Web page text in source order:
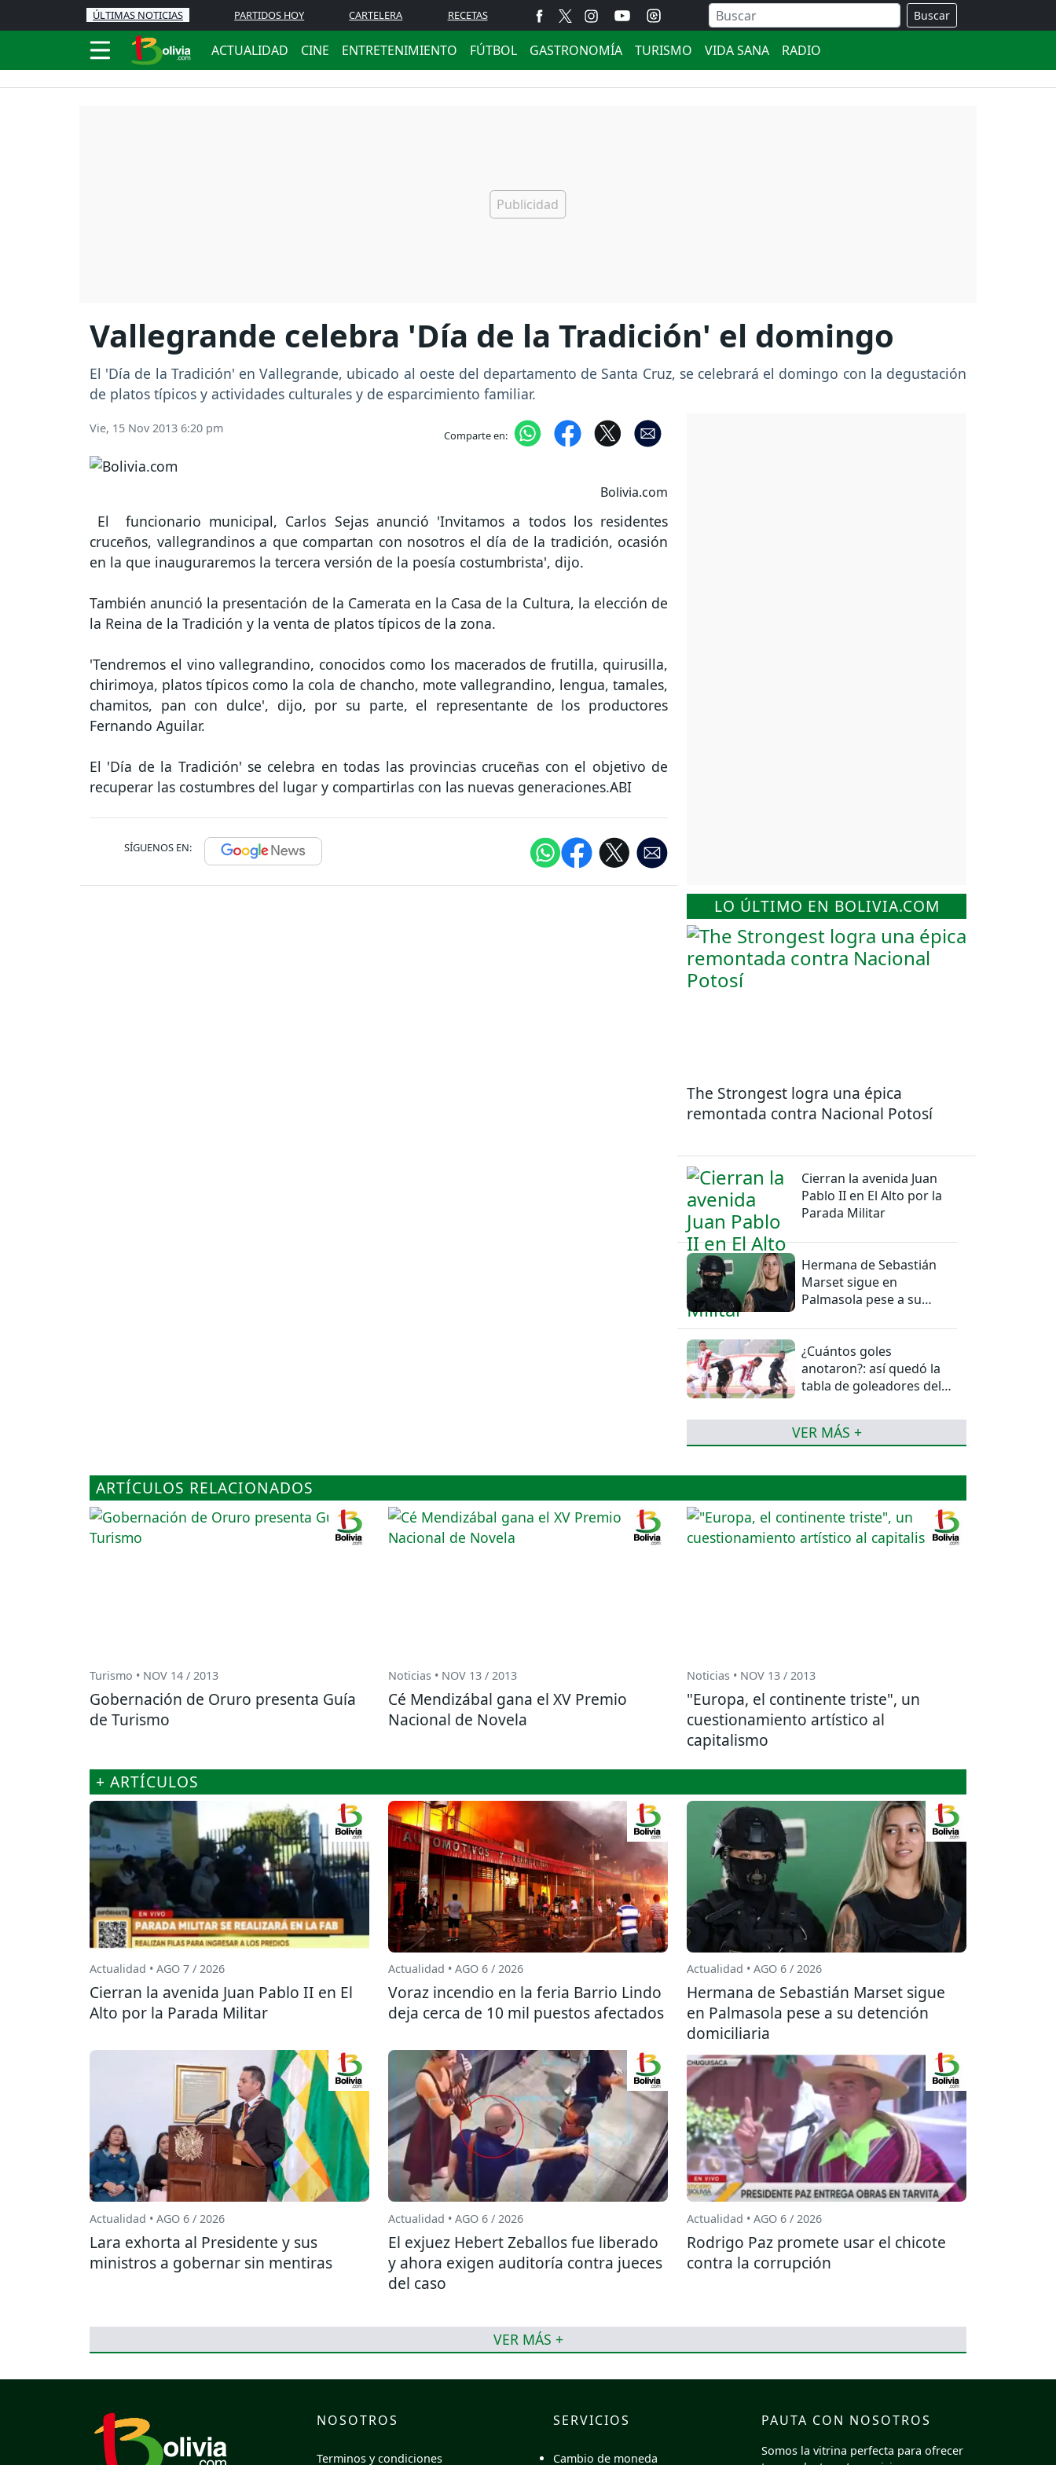
ÚLTIMAS NOTICIAS PARTIDOS HOY CARTELERA RECETAS Buscar
ACTUALIDAD CINE ENTRETENIMIENTO FÚTBOL GASTRONOMÍA TURISMO VIDA SANA RADIO
Vallegrande celebra 'Día de la Tradición' el domingo
El 'Día de la Tradición' en Vallegrande, ubicado al oeste del departamento de Santa Cruz, se celebrará el domingo con la degustación
de platos típicos y actividades culturales y de esparcimiento familiar.
Vie, 15 Nov 2013 6:20 pm Comparte en:
Bolivia.com
El funcionario municipal, Carlos Sejas anunció 'Invitamos a todos los residentes
cruceños, vallegrandinos a que compartan con nosotros el día de la tradición, ocasión
en la que inauguraremos la tercera versión de la poesía costumbrista', dijo.
También anunció la presentación de la Camerata en la Casa de la Cultura, la elección de
la Reina de la Tradición y la venta de platos típicos de la zona.
'Tendremos el vino vallegrandino, conocidos como los macerados de frutilla, quirusilla,
chirimoya, platos típicos como la cola de chancho, mote vallegrandino, lengua, tamales,
chamitos, pan con dulce', dijo, por su parte, el representante de los productores
Fernando Aguilar.
El 'Día de la Tradición' se celebra en todas las provincias cruceñas con el objetivo de
recuperar las costumbres del lugar y compartirlas con las nuevas generaciones.ABI
SÍGUENOS EN:
LO ÚLTIMO EN BOLIVIA.COM
The Strongest logra una épica
remontada contra Nacional Potosí
Cierran la avenida Juan
Pablo II en El Alto por la
Parada Militar
Hermana de Sebastián
Marset sigue en
Palmasola pese a su
¿Cuántos goles
anotaron?: así quedó la
tabla de goleadores del
VER MÁS +
ARTÍCULOS RELACIONADOS
Turismo • NOV 14 / 2013
Gobernación de Oruro presenta Guía
de Turismo
Noticias • NOV 13 / 2013
Cé Mendizábal gana el XV Premio
Nacional de Novela
Noticias • NOV 13 / 2013
"Europa, el continente triste", un
cuestionamiento artístico al
capitalismo
+ ARTÍCULOS
Actualidad • AGO 7 / 2026
Cierran la avenida Juan Pablo II en El
Alto por la Parada Militar
Actualidad • AGO 6 / 2026
Voraz incendio en la feria Barrio Lindo
deja cerca de 10 mil puestos afectados
Actualidad • AGO 6 / 2026
Hermana de Sebastián Marset sigue
en Palmasola pese a su detención
domiciliaria
Actualidad • AGO 6 / 2026
Lara exhorta al Presidente y sus
ministros a gobernar sin mentiras
Actualidad • AGO 6 / 2026
El exjuez Hebert Zeballos fue liberado
y ahora exigen auditoría contra jueces
del caso
Actualidad • AGO 6 / 2026
Rodrigo Paz promete usar el chicote
contra la corrupción
VER MÁS +
NOSOTROS
Terminos y condiciones
SERVICIOS
Cambio de moneda
PAUTA CON NOSOTROS
Somos la vitrina perfecta para ofrecer